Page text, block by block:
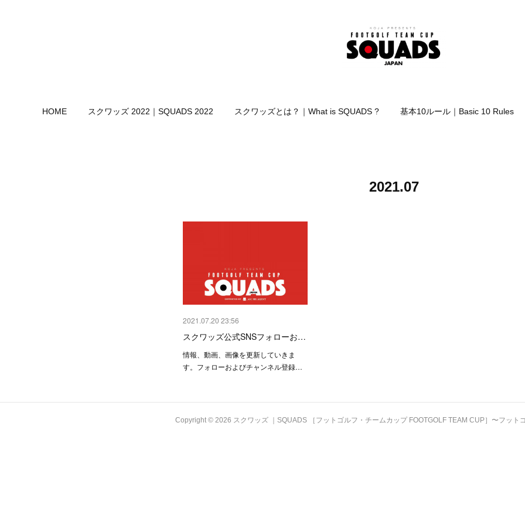
HOME スクワッズ 2022｜SQUADS 2022 スクワッズとは？｜What is SQUADS ? 基本10ルール｜Basic 10 Rules
2021.07
2021.07.20 23:56
スクワッズ公式SNSフォローお…
情報、動画、画像を更新していきま
す。フォローおよびチャンネル登録…
Copyright © 2026 スクワッズ ｜SQUADS ［フットゴルフ・チームカップ FOOTGOLF TEAM CUP］〜フット